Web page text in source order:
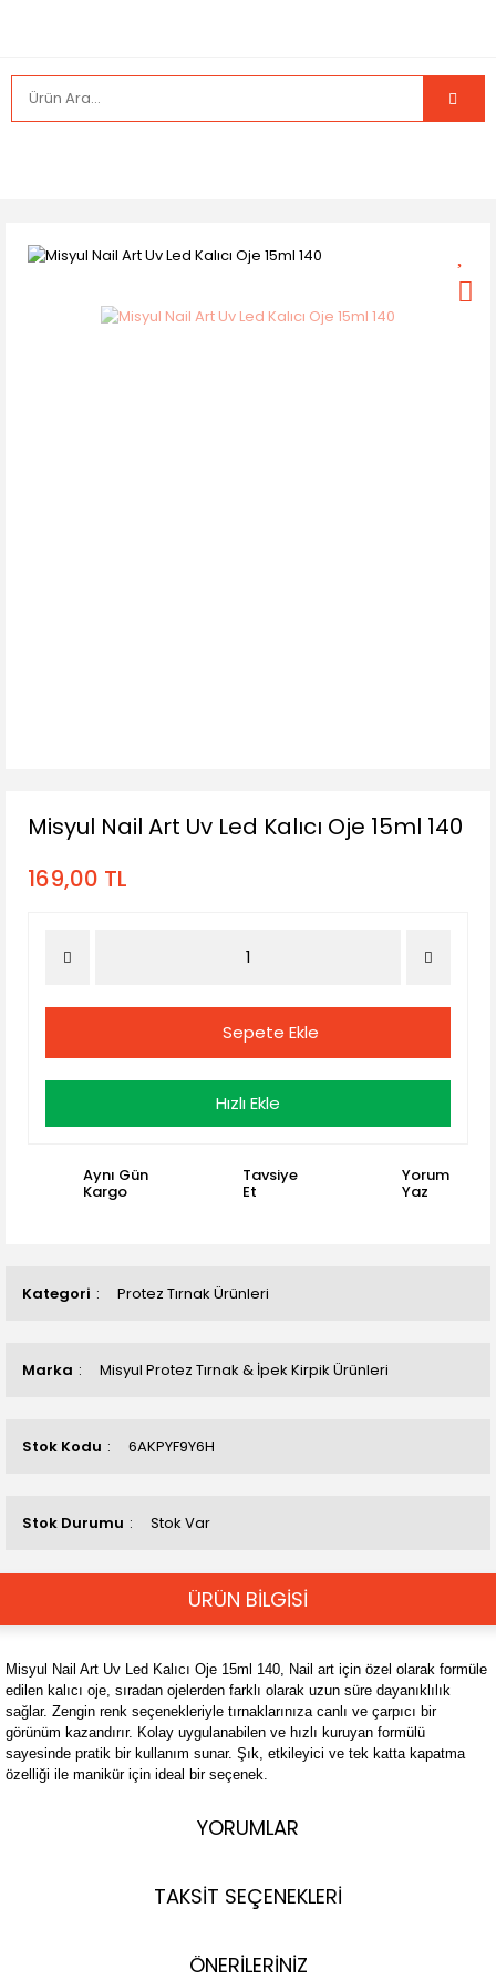
Kategori Protez Tırnak Ürünleri
Marka Misyul Protez Tırnak & İpek Kirpik Ürünleri
Stok Kodu 6AKPYF9Y6H
Stok Durumu Stok Var
Misyul Nail Art Uv Led Kalıcı Oje 15ml 140
169,00 TL
Sepete Ekle
Hızlı Ekle
Aynı Gün
Kargo
Tavsiye
Et
Yorum
Yaz
ÜRÜN BİLGİSİ
Misyul Nail Art Uv Led Kalıcı Oje 15ml 140, Nail art için özel olarak formüle
edilen kalıcı oje, sıradan ojelerden farklı olarak uzun süre dayanıklılık
sağlar. Zengin renk seçenekleriyle tırnaklarınıza canlı ve çarpıcı bir
görünüm kazandırır. Kolay uygulanabilen ve hızlı kuruyan formülü
sayesinde pratik bir kullanım sunar. Şık, etkileyici ve tek katta kapatma
özelliği ile manikür için ideal bir seçenek.
YORUMLAR
TAKSİT SEÇENEKLERİ
ÖNERİLERİNİZ